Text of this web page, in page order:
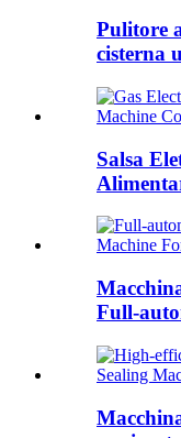
Pulitore
cisterna
Salsa
Full-